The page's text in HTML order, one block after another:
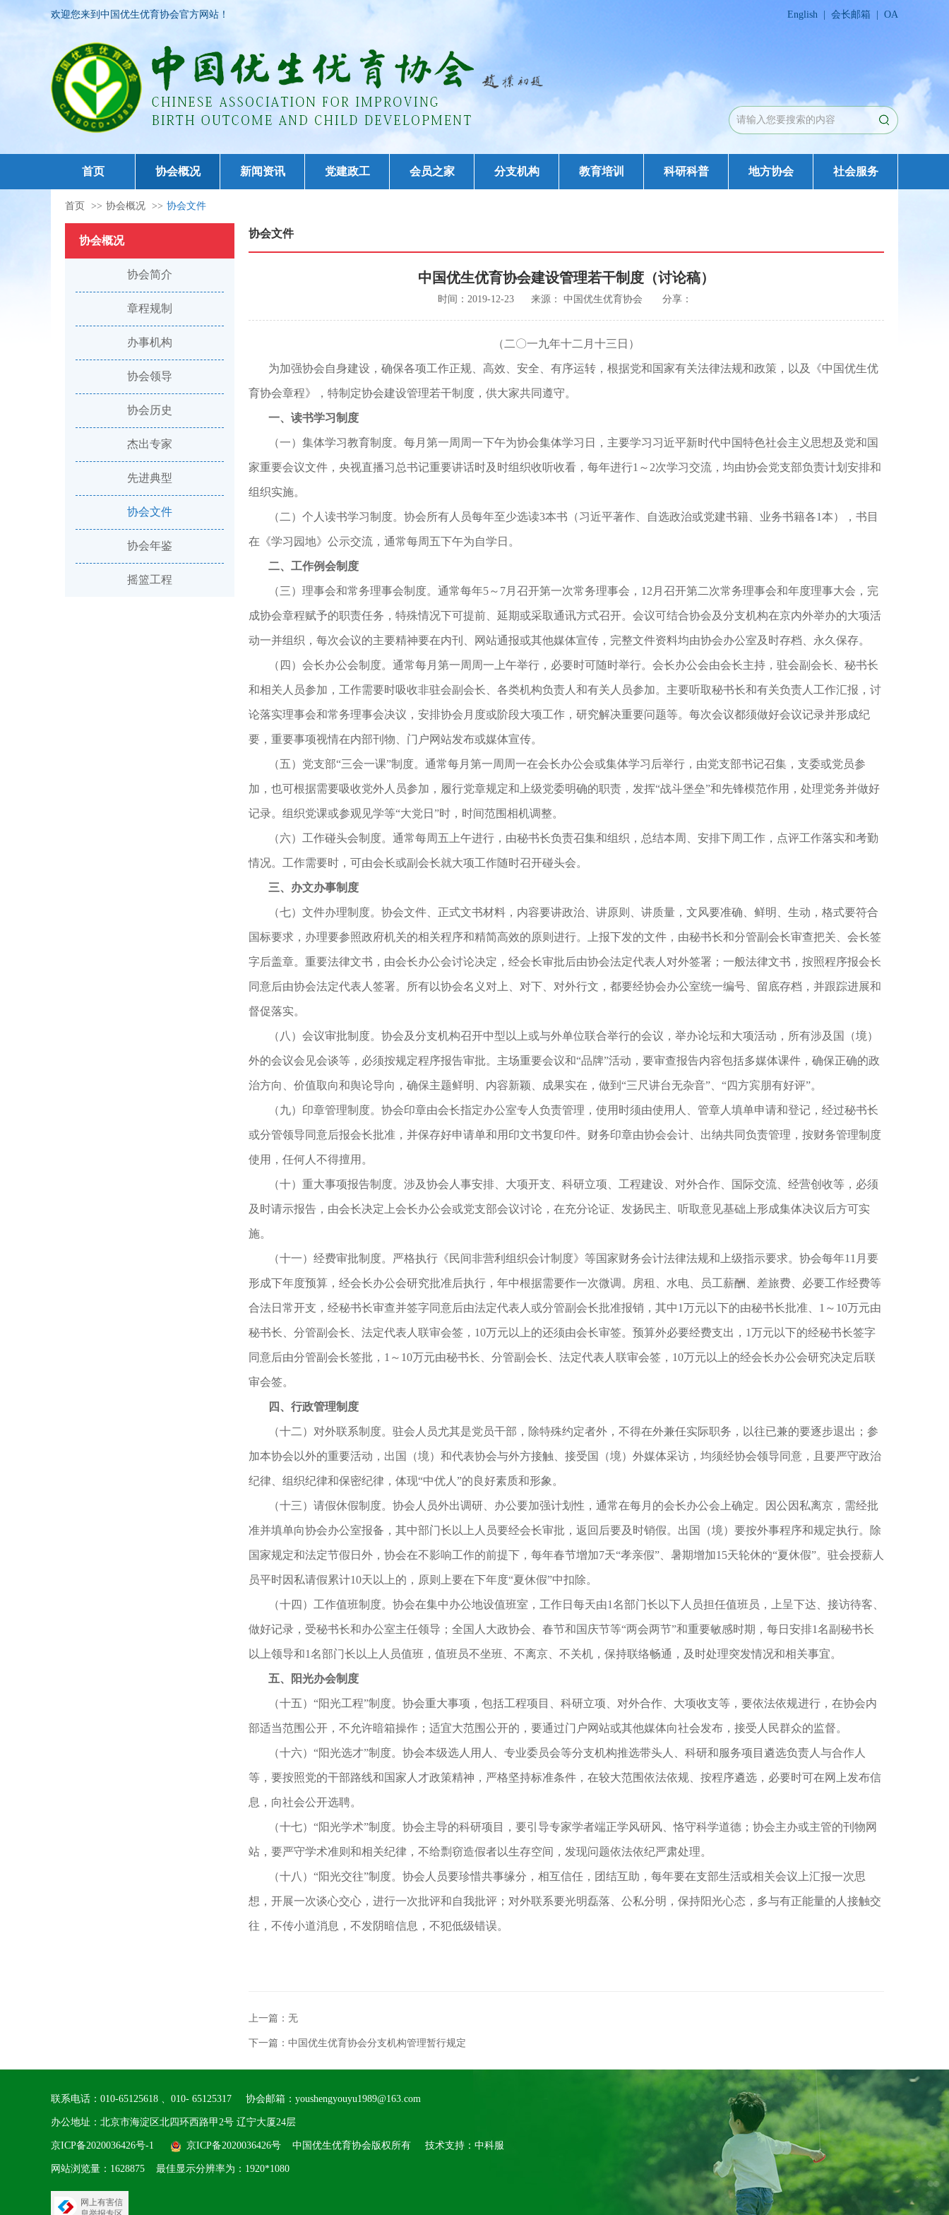
欢迎您来到中国优生优育协会官方网站！ English 会长邮箱 OA
首页 协会概况 新闻资讯 党建政工 会员之家 分支机构 教育培训 科研科普 地方协会 社会服务
首页 >> 协会概况 >> 协会文件
协会概况
协会简介
章程规制
办事机构
协会领导
协会历史
杰出专家
先进典型
协会文件
协会年鉴
摇篮工程
协会文件
中国优生优育协会建设管理若干制度（讨论稿）
时间：2019-12-23 来源： 中国优生优育协会 分享：
（二〇一九年十二月十三日）
为加强协会自身建设，确保各项工作正规、高效、安全、有序运转，根据党和国家有关法律法规和政策，以及《中国优生优
育协会章程》，特制定协会建设管理若干制度，供大家共同遵守。
一、读书学习制度
（一）集体学习教育制度。每月第一周周一下午为协会集体学习日，主要学习习近平新时代中国特色社会主义思想及党和国
家重要会议文件，央视直播习总书记重要讲话时及时组织收听收看，每年进行1～2次学习交流，均由协会党支部负责计划安排和
组织实施。
（二）个人读书学习制度。协会所有人员每年至少选读3本书（习近平著作、自选政治或党建书籍、业务书籍各1本），书目
在《学习园地》公示交流，通常每周五下午为自学日。
二、工作例会制度
（三）理事会和常务理事会制度。通常每年5～7月召开第一次常务理事会，12月召开第二次常务理事会和年度理事大会，完
成协会章程赋予的职责任务，特殊情况下可提前、延期或采取通讯方式召开。会议可结合协会及分支机构在京内外举办的大项活
动一并组织，每次会议的主要精神要在内刊、网站通报或其他媒体宣传，完整文件资料均由协会办公室及时存档、永久保存。
（四）会长办公会制度。通常每月第一周周一上午举行，必要时可随时举行。会长办公会由会长主持，驻会副会长、秘书长
和相关人员参加，工作需要时吸收非驻会副会长、各类机构负责人和有关人员参加。主要听取秘书长和有关负责人工作汇报，讨
论落实理事会和常务理事会决议，安排协会月度或阶段大项工作，研究解决重要问题等。每次会议都须做好会议记录并形成纪
要，重要事项视情在内部刊物、门户网站发布或媒体宣传。
（五）党支部“三会一课”制度。通常每月第一周周一在会长办公会或集体学习后举行，由党支部书记召集，支委或党员参
加，也可根据需要吸收党外人员参加，履行党章规定和上级党委明确的职责，发挥“战斗堡垒”和先锋模范作用，处理党务并做好
记录。组织党课或参观见学等“大党日”时，时间范围相机调整。
（六）工作碰头会制度。通常每周五上午进行，由秘书长负责召集和组织，总结本周、安排下周工作，点评工作落实和考勤
情况。工作需要时，可由会长或副会长就大项工作随时召开碰头会。
三、办文办事制度
（七）文件办理制度。协会文件、正式文书材料，内容要讲政治、讲原则、讲质量，文风要准确、鲜明、生动，格式要符合
国标要求，办理要参照政府机关的相关程序和精简高效的原则进行。上报下发的文件，由秘书长和分管副会长审查把关、会长签
字后盖章。重要法律文书，由会长办公会讨论决定，经会长审批后由协会法定代表人对外签署；一般法律文书，按照程序报会长
同意后由协会法定代表人签署。所有以协会名义对上、对下、对外行文，都要经协会办公室统一编号、留底存档，并跟踪进展和
督促落实。
（八）会议审批制度。协会及分支机构召开中型以上或与外单位联合举行的会议，举办论坛和大项活动，所有涉及国（境）
外的会议会见会谈等，必须按规定程序报告审批。主场重要会议和“品牌”活动，要审查报告内容包括多媒体课件，确保正确的政
治方向、价值取向和舆论导向，确保主题鲜明、内容新颖、成果实在，做到“三尺讲台无杂音”、“四方宾朋有好评”。
（九）印章管理制度。协会印章由会长指定办公室专人负责管理，使用时须由使用人、管章人填单申请和登记，经过秘书长
或分管领导同意后报会长批准，并保存好申请单和用印文书复印件。财务印章由协会会计、出纳共同负责管理，按财务管理制度
使用，任何人不得擅用。
（十）重大事项报告制度。涉及协会人事安排、大项开支、科研立项、工程建设、对外合作、国际交流、经营创收等，必须
及时请示报告，由会长决定上会长办公会或党支部会议讨论，在充分论证、发扬民主、听取意见基础上形成集体决议后方可实
施。
（十一）经费审批制度。严格执行《民间非营利组织会计制度》等国家财务会计法律法规和上级指示要求。协会每年11月要
形成下年度预算，经会长办公会研究批准后执行，年中根据需要作一次微调。房租、水电、员工薪酬、差旅费、必要工作经费等
合法日常开支，经秘书长审查并签字同意后由法定代表人或分管副会长批准报销，其中1万元以下的由秘书长批准、1～10万元由
秘书长、分管副会长、法定代表人联审会签，10万元以上的还须由会长审签。预算外必要经费支出，1万元以下的经秘书长签字
同意后由分管副会长签批，1～10万元由秘书长、分管副会长、法定代表人联审会签，10万元以上的经会长办公会研究决定后联
审会签。
四、行政管理制度
（十二）对外联系制度。驻会人员尤其是党员干部，除特殊约定者外，不得在外兼任实际职务，以往已兼的要逐步退出；参
加本协会以外的重要活动，出国（境）和代表协会与外方接触、接受国（境）外媒体采访，均须经协会领导同意，且要严守政治
纪律、组织纪律和保密纪律，体现“中优人”的良好素质和形象。
（十三）请假休假制度。协会人员外出调研、办公要加强计划性，通常在每月的会长办公会上确定。因公因私离京，需经批
准并填单向协会办公室报备，其中部门长以上人员要经会长审批，返回后要及时销假。出国（境）要按外事程序和规定执行。除
国家规定和法定节假日外，协会在不影响工作的前提下，每年春节增加7天“孝亲假”、暑期增加15天轮休的“夏休假”。驻会授薪人
员平时因私请假累计10天以上的，原则上要在下年度“夏休假”中扣除。
（十四）工作值班制度。协会在集中办公地设值班室，工作日每天由1名部门长以下人员担任值班员，上呈下达、接访待客、
做好记录，受秘书长和办公室主任领导；全国人大政协会、春节和国庆节等“两会两节”和重要敏感时期，每日安排1名副秘书长
以上领导和1名部门长以上人员值班，值班员不坐班、不离京、不关机，保持联络畅通，及时处理突发情况和相关事宜。
五、阳光办会制度
（十五）“阳光工程”制度。协会重大事项，包括工程项目、科研立项、对外合作、大项收支等，要依法依规进行，在协会内
部适当范围公开，不允许暗箱操作；适宜大范围公开的，要通过门户网站或其他媒体向社会发布，接受人民群众的监督。
（十六）“阳光选才”制度。协会本级选人用人、专业委员会等分支机构推选带头人、科研和服务项目遴选负责人与合作人
等，要按照党的干部路线和国家人才政策精神，严格坚持标准条件，在较大范围依法依规、按程序遴选，必要时可在网上发布信
息，向社会公开选聘。
（十七）“阳光学术”制度。协会主导的科研项目，要引导专家学者端正学风研风、恪守科学道德；协会主办或主管的刊物网
站，要严守学术准则和相关纪律，不给剽窃造假者以生存空间，发现问题依法依纪严肃处理。
（十八）“阳光交往”制度。协会人员要珍惜共事缘分，相互信任，团结互助，每年要在支部生活或相关会议上汇报一次思
想，开展一次谈心交心，进行一次批评和自我批评；对外联系要光明磊落、公私分明，保持阳光心态，多与有正能量的人接触交
往，不传小道消息，不发阴暗信息，不犯低级错误。
上一篇：无
下一篇：中国优生优育协会分支机构管理暂行规定
联系电话：010-65125618 、010- 65125317 协会邮箱：youshengyouyu1989@163.com
办公地址：北京市海淀区北四环西路甲2号 辽宁大厦24层
京ICP备2020036426号-1 京ICP备2020036426号 中国优生优育协会版权所有 技术支持：中科服
网站浏览量： 1628875 最佳显示分辨率为：1920*1080
网上有害信